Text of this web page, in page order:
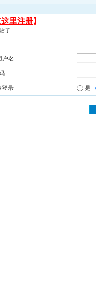
这里注册】
子
户名
登录 是